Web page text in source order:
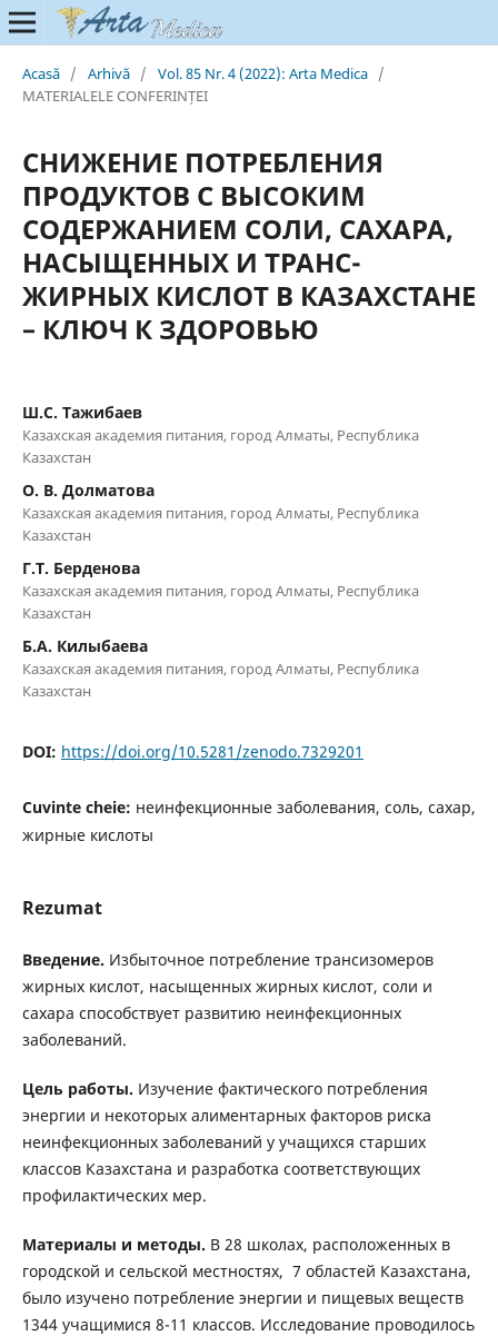
Acasă / Arhivă / Vol. 85 Nr. 4 (2022): Arta Medica /
MATERIALELE CONFERINȚEI
СНИЖЕНИЕ ПОТРЕБЛЕНИЯ
ПРОДУКТОВ С ВЫСОКИМ
СОДЕРЖАНИЕМ СОЛИ, САХАРА,
НАСЫЩЕННЫХ И ТРАНС-
ЖИРНЫХ КИСЛОТ В КАЗАХСТАНЕ
– КЛЮЧ К ЗДОРОВЬЮ
Ш.С. Тажибаев
Казахская академия питания, город Алматы, Республика
Казахстан
О. В. Долматова
Казахская академия питания, город Алматы, Республика
Казахстан
Г.Т. Берденова
Казахская академия питания, город Алматы, Республика
Казахстан
Б.А. Килыбаева
Казахская академия питания, город Алматы, Республика
Казахстан
DOI: https://doi.org/10.5281/zenodo.7329201
Cuvinte cheie: неинфекционные заболевания, соль, сахар,
жирные кислоты
Rezumat
Введение. Избыточное потребление трансизомеров
жирных кислот, насыщенных жирных кислот, соли и
сахара способствует развитию неинфекционных
заболеваний.
Цель работы. Изучение фактического потребления
энергии и некоторых алиментарных факторов риска
неинфекционных заболеваний у учащихся старших
классов Казахстана и разработка соответствующих
профилактических мер.
Материалы и методы. В 28 школах, расположенных в
городской и сельской местностях, 7 областей Казахстана,
было изучено потребление энергии и пищевых веществ
1344 учащимися 8-11 классов. Исследование проводилось